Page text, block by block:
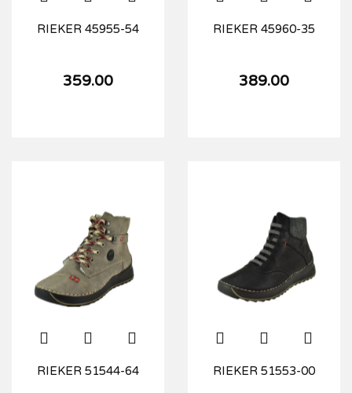
RIEKER 45955-54
359.00
RIEKER 45960-35
389.00
RIEKER 51544-64 RIEKER 51553-00